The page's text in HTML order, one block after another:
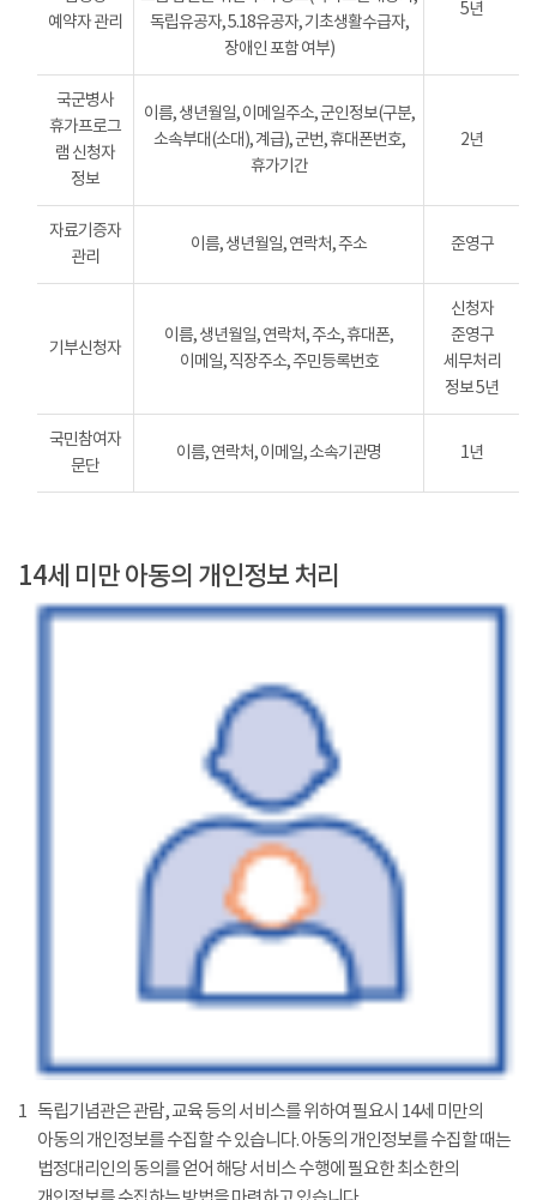
예약자 관리
독립유공자, 5.18유공자, 기초생활수급자,
장애인 포함 여부)
5년
국군병사
휴가프로그
램 신청자
정보
이름, 생년월일, 이메일주소, 군인정보(구분,
소속부대(소대), 계급), 군번, 휴대폰번호,
휴가기간
2년
자료기증자
관리
이름, 생년월일, 연락처, 주소 준영구
기부신청자
이름, 생년월일, 연락처, 주소, 휴대폰,
이메일, 직장주소, 주민등록번호
신청자
준영구
세무처리
정보 5년
국민참여자
문단
이름, 연락처, 이메일, 소속기관명 1년
14세 미만 아동의 개인정보 처리
1 독립기념관은 관람, 교육 등의 서비스를 위하여 필요시 14세 미만의
아동의 개인정보를 수집할 수 있습니다. 아동의 개인정보를 수집할 때는
법정대리인의 동의를 얻어 해당 서비스 수행에 필요한 최소한의